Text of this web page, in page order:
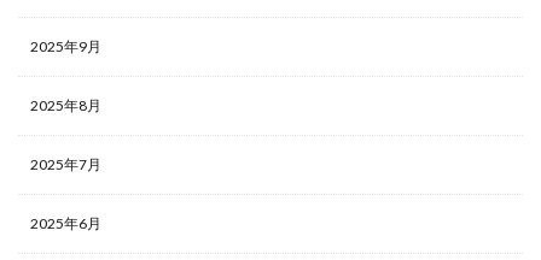
2025年9月
2025年8月
2025年7月
2025年6月